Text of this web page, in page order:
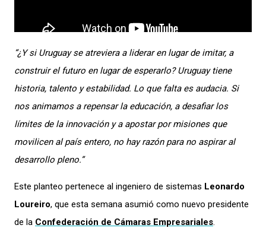
“¿Y si Uruguay se atreviera a liderar en lugar de imitar, a
construir el futuro en lugar de esperarlo? Uruguay tiene
historia, talento y estabilidad. Lo que falta es audacia. Si
nos animamos a repensar la educación, a desafiar los
límites de la innovación y a apostar por misiones que
movilicen al país entero, no hay razón para no aspirar al
desarrollo pleno.”
Este planteo pertenece al ingeniero de sistemas Leonardo
Loureiro, que esta semana asumió como nuevo presidente
de la Confederación de Cámaras Empresariales.